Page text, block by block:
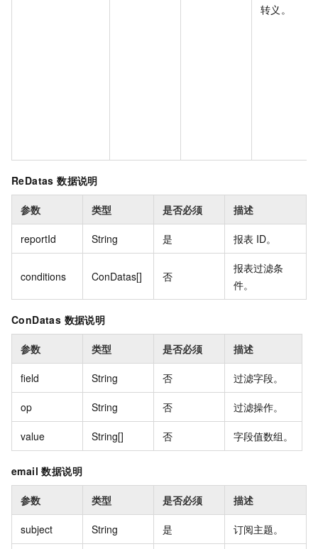
转义。
ReDatas 数据说明
参数 类型 是否必须 描述
reportId String 是 报表 ID。
conditions ConDatas[] 否
报表过滤条
件。
ConDatas 数据说明
参数 类型 是否必须 描述
field String 否 过滤字段。
op String 否 过滤操作。
value String[] 否 字段值数组。
email 数据说明
参数 类型 是否必须 描述
subject String 是 订阅主题。